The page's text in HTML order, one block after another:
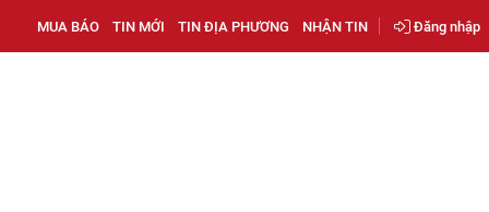
MUA BÁO TIN MỚI TIN ĐỊA PHƯƠNG NHẬN TIN Đăng nhập